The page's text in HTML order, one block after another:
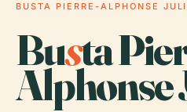
BUSTA PIERRE-ALPHONSE
Busta
Alphonse